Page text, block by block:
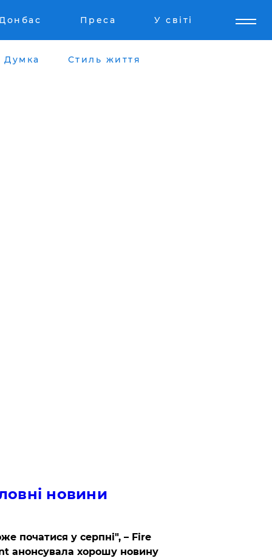
Преса У світі
Думка Стиль життя
новини
початися у серпні", – Fire
анонсувала хорошу новину